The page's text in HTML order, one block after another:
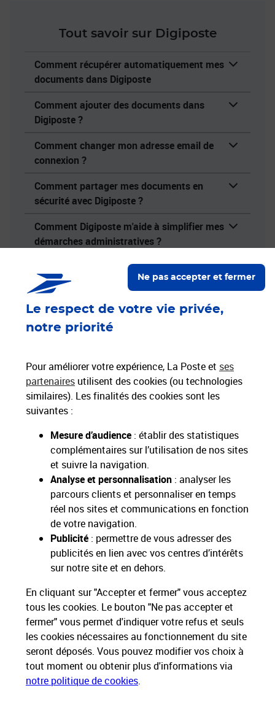
Le respect de votre vie privée,
notre priorité
Pour améliorer votre expérience, La Poste et ses
partenaires utilisent des cookies (ou technologies
similaires). Les finalités des cookies sont les
suivantes :
Mesure d’audience : établir des statistiques
complémentaires sur l’utilisation de nos sites
et suivre la navigation.
Analyse et personnalisation : analyser les
parcours clients et personnaliser en temps
réel nos sites et communications en fonction
de votre navigation.
Publicité : permettre de vous adresser des
publicités en lien avec vos centres d’intérêts
sur notre site et en dehors.
En cliquant sur "Accepter et fermer" vous acceptez
tous les cookies. Le bouton "Ne pas accepter et
fermer" vous permet d'indiquer votre refus et seuls
les cookies nécessaires au fonctionnement du site
seront déposés. Vous pouvez modifier vos choix à
tout moment ou obtenir plus d'informations via
notre politique de cookies.
Ne pas accepter et fermer
Tout savoir sur Digiposte
Comment récupérer automatiquement mes
documents dans Digiposte
Comment ajouter des documents dans
Digiposte ?
Comment changer mon adresse email de
connexion ?
Comment partager mes documents en
sécurité avec Digiposte ?
Comment Digiposte m'aide à simplifier mes
démarches administratives ?
Consulter notre aide en ligne
La sécurité et
confidentialité des
données au cœur
de nos priorités
En savoir
plus
Un hébergement
100% en France et
un service
numérique
pérenne
En savoir
plus
Un service
accessible et
destination de
tous
Nos Engagements
Proche de vous
Localiser un bureau de poste
Paiements 100% sécurisés
Livraison offerte dès 25€ d'achat